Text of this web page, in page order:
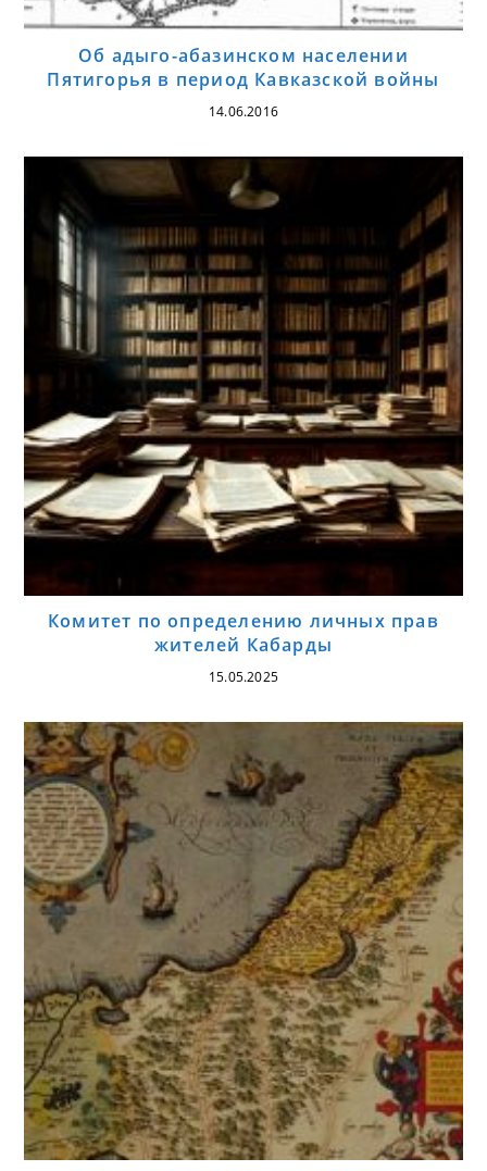
Об адыго-абазинском населении
Пятигорья в период Кавказской войны
14.06.2016
Комитет по определению личных прав
жителей Кабарды
15.05.2025